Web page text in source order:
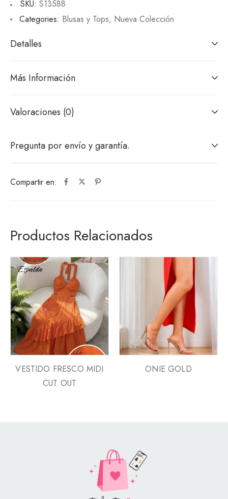
Compartir en:
SKU: S13588
Categories: Blusas y Tops, Nueva Colección
Detalles
Más Información
Valoraciones (0)
Pregunta por envío y garantía.
Productos Relacionados
VESTIDO FRESCO MIDI
CUT OUT
ONIE GOLD